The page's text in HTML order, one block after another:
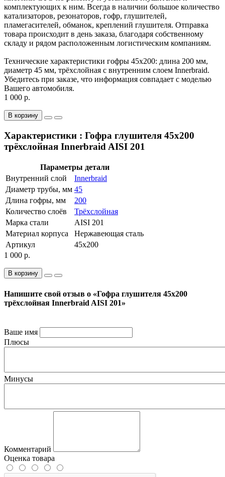
комплектующих к ним. Всегда в наличии большое количество
катализаторов, резонаторов, гофр, глушителей,
пламегасителей, обманок, креплений глушителя. Отправка
товара происходит в день заказа, благодаря собственному
складу и рядом расположенным логистическим компаниям.
Технические характеристики гофры 45x200: длина 200 мм,
диаметр 45 мм, трёхслойная с внутренним слоем Innerbraid.
Убедитесь при заказе, что информация совпадает с моделью
Вашего автомобиля.
1 000 р.
В корзину
Характеристики : Гофра глушителя 45x200
трёхслойная Innerbraid AISI 201
Параметры детали
Внутренний слой
Innerbraid
Диаметр трубы, мм 45
Длина гофры, мм
200
Количество слоёв
Трёхслойная
Марка стали
AISI 201
Материал корпуса
Нержавеющая сталь
Артикул
45x200
1 000 р.
В корзину
Напишите свой отзыв о «Гофра глушителя 45x200
трёхслойная Innerbraid AISI 201»
Ваше имя
Плюсы
Минусы
Комментарий
Оценка товара